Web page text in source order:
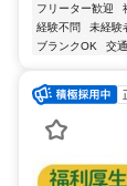
フリーター歓迎
経験不問
未経験
ブランクOK
交